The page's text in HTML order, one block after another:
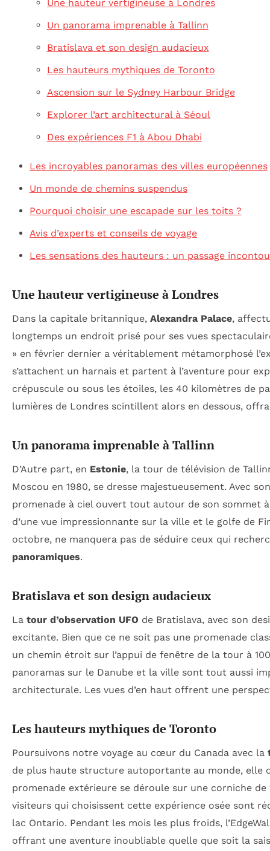
Une hauteur vertigineuse à Londres
Un panorama imprenable à Tallinn
Bratislava et son design audacieux
Les hauteurs mythiques de Toronto
Ascension sur le Sydney Harbour Bridge
Explorer l’art architectural à Séoul
Des expériences F1 à Abou Dhabi
Les incroyables panoramas des villes européennes
Un monde de chemins suspendus
Pourquoi choisir une escapade sur les toits ?
Avis d’experts et conseils de voyage
Les sensations des hauteurs : un passage
Une hauteur vertigineuse à Londres
Dans la capitale britannique, Alexandra Palace,
longtemps un endroit prisé pour ses vues
» en février dernier a véritablement métamorphosé
s’attachent un harnais et partent à l’aventure pour
crépuscule ou sous les étoiles, les 40 kilomètres de
lumières de Londres scintillent alors en dessous,
Un panorama imprenable à Tallinn
D’Autre part, en Estonie, la tour de télévision de
Moscou en 1980, se dresse majestueusement. Avec
promenade à ciel ouvert tout autour de son sommet
d’une vue impressionnante sur la ville et le golfe de
octobre, ne manquera pas de séduire ceux qui
panoramiques.
Bratislava et son design audacieux
La tour d’observation UFO de Bratislava, avec son
excitante. Bien que ce ne soit pas une promenade
un chemin étroit sur l’appui de fenêtre de la tour à
panoramas sur le Danube et la ville sont tout aussi
architecturale. Les vues d’en haut offrent une
Les hauteurs mythiques de Toronto
Poursuivons notre voyage au cœur du Canada avec la
de plus haute structure autoportante au monde, elle
promenade extérieure se déroule sur une corniche
visiteurs qui choisissent cette expérience osée sont
lac Ontario. Pendant les mois les plus froids,
offrant une aventure inoubliable quelle que soit la